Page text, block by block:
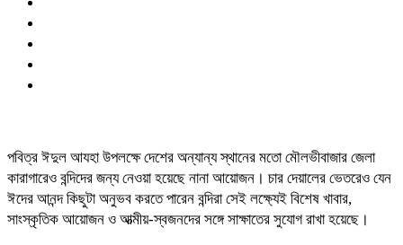
পবিত্র ঈদুল আযহা উপলক্ষে দেশের অন্যান্য স্থানের মতো মৌলভীবাজার জেলা
কারাগারেও বন্দিদের জন্য নেওয়া হয়েছে নানা আয়োজন। চার দেয়ালের ভেতরেও যেন
ঈদের আনন্দ কিছুটা অনুভব করতে পারেন বন্দিরা সেই লক্ষ্যেই বিশেষ খাবার,
সাংস্কৃতিক আয়োজন ও আত্মীয়-স্বজনদের সঙ্গে সাক্ষাতের সুযোগ রাখা হয়েছে।